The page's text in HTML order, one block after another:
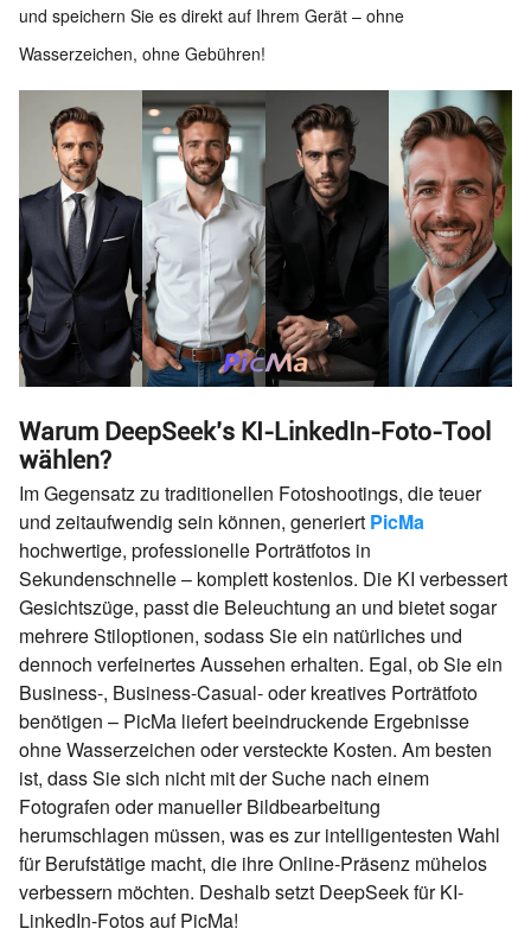
und speichern Sie es direkt auf Ihrem Gerät – ohne
Wasserzeichen, ohne Gebühren!
Warum DeepSeek’s KI-LinkedIn-Foto-Tool
wählen?
Im Gegensatz zu traditionellen Fotoshootings, die teuer
und zeitaufwendig sein können, generiert PicMa
hochwertige, professionelle Porträtfotos in
Sekundenschnelle – komplett kostenlos. Die KI verbessert
Gesichtszüge, passt die Beleuchtung an und bietet sogar
mehrere Stiloptionen, sodass Sie ein natürliches und
dennoch verfeinertes Aussehen erhalten. Egal, ob Sie ein
Business-, Business-Casual- oder kreatives Porträtfoto
benötigen – PicMa liefert beeindruckende Ergebnisse
ohne Wasserzeichen oder versteckte Kosten. Am besten
ist, dass Sie sich nicht mit der Suche nach einem
Fotografen oder manueller Bildbearbeitung
herumschlagen müssen, was es zur intelligentesten Wahl
für Berufstätige macht, die ihre Online-Präsenz mühelos
verbessern möchten. Deshalb setzt DeepSeek für KI-
LinkedIn-Fotos auf PicMa!